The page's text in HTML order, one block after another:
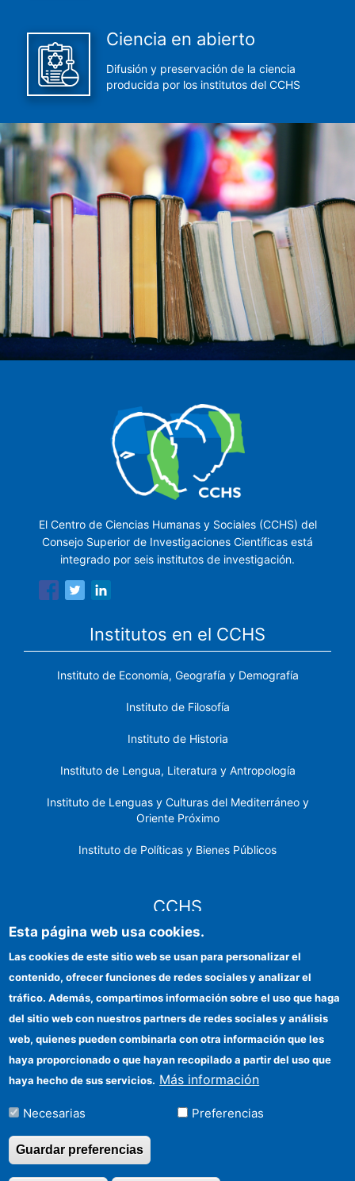
Ciencia en abierto
Difusión y preservación de la ciencia
producida por los institutos del CCHS
El Centro de Ciencias Humanas y Sociales (CCHS) del
Consejo Superior de Investigaciones Científicas está
integrado por seis institutos de investigación.
Institutos en el CCHS
Instituto de Economía, Geografía y Demografía
Instituto de Filosofía
Instituto de Historia
Instituto de Lengua, Literatura y Antropología
Instituto de Lenguas y Culturas del Mediterráneo y
Oriente Próximo
Instituto de Políticas y Bienes Públicos
CCHS
Identidad institucional
Ayudas FEDER
Organismos financiadores
Contacto
Cómo llegar
Esta página web usa cookies.
Las cookies de este sitio web se usan para personalizar el
contenido, ofrecer funciones de redes sociales y analizar el
tráfico. Además, compartimos información sobre el uso que haga
del sitio web con nuestros partners de redes sociales y análisis
web, quienes pueden combinarla con otra información que les
haya proporcionado o que hayan recopilado a partir del uso que
haya hecho de sus servicios. Más información
Necesarias Preferencias
Guardar preferencias